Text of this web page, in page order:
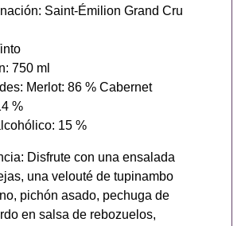
Saint-Émilion Grand Cru
750 ml
Merlot: 86 % Cabernet
%
15 %
Disfrute con una ensalada
una velouté de tupinambo
pichón asado, pechuga de
en salsa de rebozuelos,